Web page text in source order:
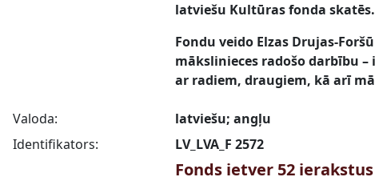
latviešu Kultūras fonda
Fondu veido Elzas Drujas-
mākslinieces radošo darbību
ar radiem, draugiem, kā arī
Valoda:
latviešu; angļu
Identifikators:
LV_LVA_F 2572
Fonds ietver 52